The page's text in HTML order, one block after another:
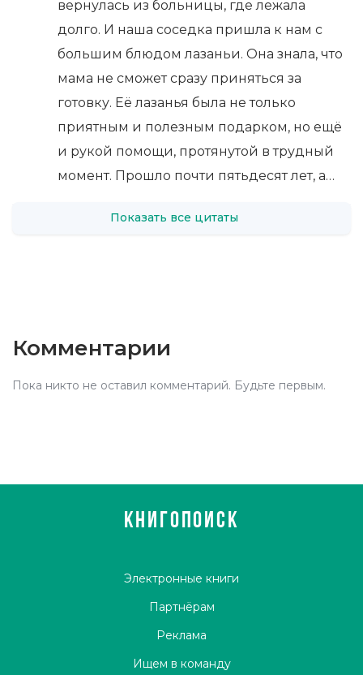
вернулась из больницы, где лежала
долго. И наша соседка пришла к нам с
большим блюдом лазаньи. Она знала, что
мама не сможет сразу приняться за
готовку. Её лазанья была не только
приятным и полезным подарком, но ещё
и рукой помощи, протянутой в трудный
момент. Прошло почти пятьдесят лет, а…
Показать все цитаты
Комментарии
Пока никто не оставил комментарий. Будьте первым.
КНИГОПОИСК
Электронные книги
Партнёрам
Реклама
Ищем в команду